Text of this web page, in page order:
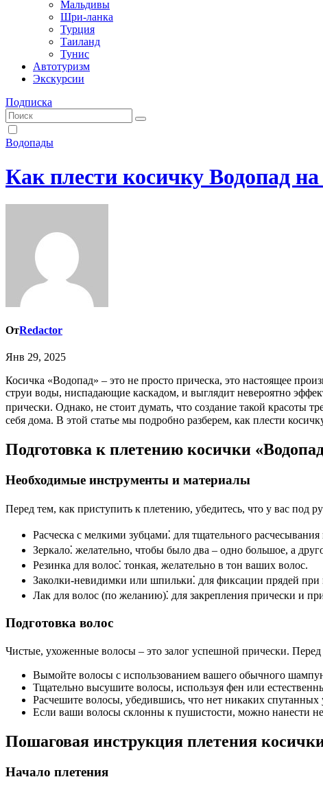
Мальдивы
Шри-ланка
Турция
Таиланд
Тунис
Автотуризм
Экскурсии
Подписка
Водопады
Как плести косичку Водопад на
ОтRedactor
Янв 29, 2025
Косичка «Водопад» – это не просто прическа, это настоящее произведение искусства, которое способно придать вашему образу легкости, романтичности и изысканности. Она имитирует
струи воды, ниспадающие каскадом, и выглядит невероятно
прически. Однако, не стоит думать, что создание такой красоты
себя дома. В этой статье мы подробно разберем, как плести
Подготовка к плетению косички
Необходимые инструменты и материалы
Перед тем, как приступить к плетению, убедитесь, что у вас под
Расческа с мелкими зубцами⁚ для тщательного
Зеркало⁚ желательно, чтобы было два – одно большое, а
Резинка для волос⁚ тонкая, желательно в тон ваших волос.
Заколки-невидимки или шпильки⁚ для фиксации прядей при
Лак для волос (по желанию)⁚ для закрепления прически и
Подготовка волос
Чистые, ухоженные волосы – это залог успешной прически.
Вымойте волосы с использованием вашего обычного
Тщательно высушите волосы, используя фен или
Расчешите волосы, убедившись, что нет никаких спутанных
Если ваши волосы склонны к пушистости, можно нанести
Пошаговая инструкция плетения
Начало плетения